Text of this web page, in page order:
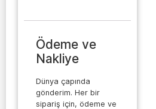
Ödeme ve
Nakliye
Dünya çapında
gönderim. Her bir
sipariş için, ödeme ve